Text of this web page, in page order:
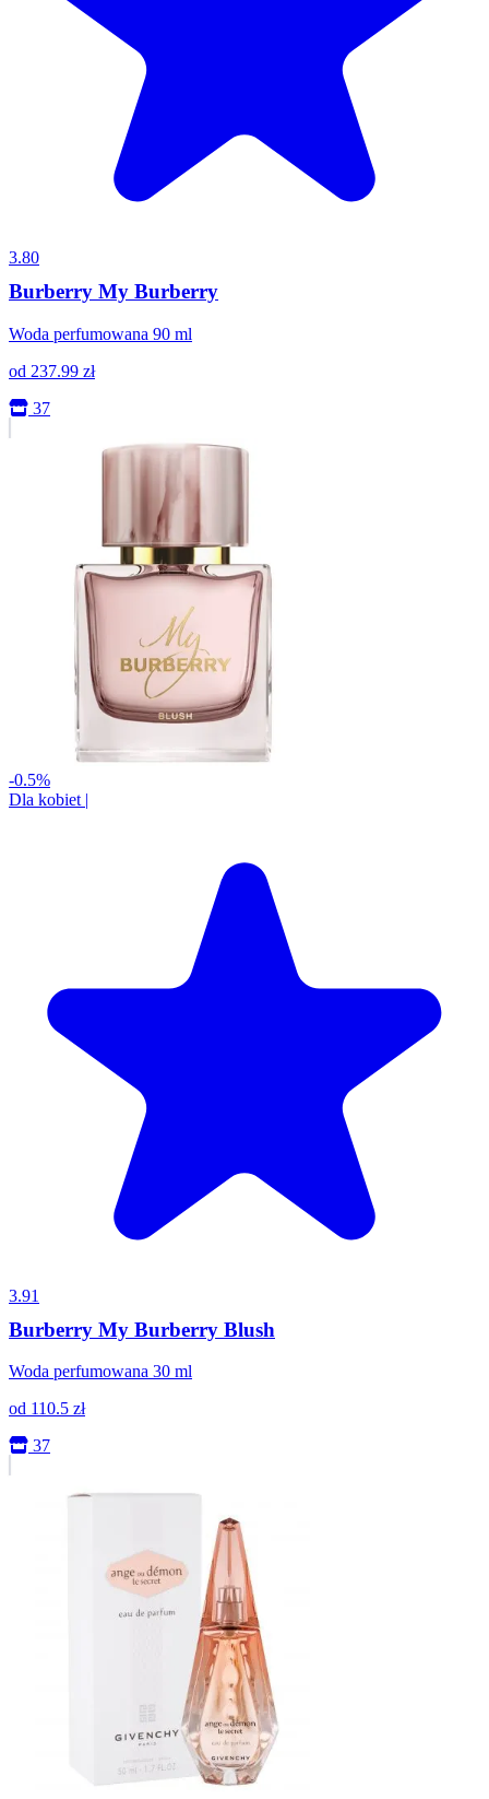
3.80
Burberry My Burberry
Woda perfumowana 90 ml
od 237.99 zł
37
-0.5%
Dla kobiet |
3.91
Burberry My Burberry Blush
Woda perfumowana 30 ml
od 110.5 zł
37